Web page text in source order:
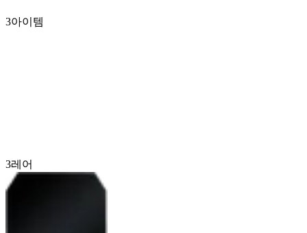
3아이템
3레어